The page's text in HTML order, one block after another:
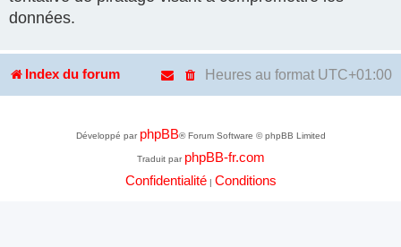
données.
Index du forum Heures au format UTC+01:00
Développé par phpBB® Forum Software © phpBB Limited
Traduit par phpBB-fr.com
Confidentialité| Conditions